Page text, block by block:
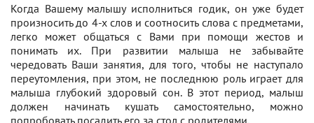
Когда Вашему малышу исполниться годик, он уже будет
произносить до 4-х слов и соотносить слова с предметами,
легко может общаться с Вами при помощи жестов и
понимать их. При развитии малыша не забывайте
чередовать Ваши занятия, для того, чтобы не наступало
переутомления, при этом, не последнюю роль играет для
малыша глубокий здоровый сон. В этот период, малыш
должен начинать кушать самостоятельно, можно
попробовать посадить его за стол с родителями.